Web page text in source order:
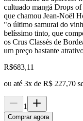
cultuado mangá Drops
que chamou Jean-Noël
"o último samurai do
belíssimo tinto, que
os Crus Classés de
um preço bastante
R$683,11
ou até 3x de R$ 227,70
1
Comprar agora